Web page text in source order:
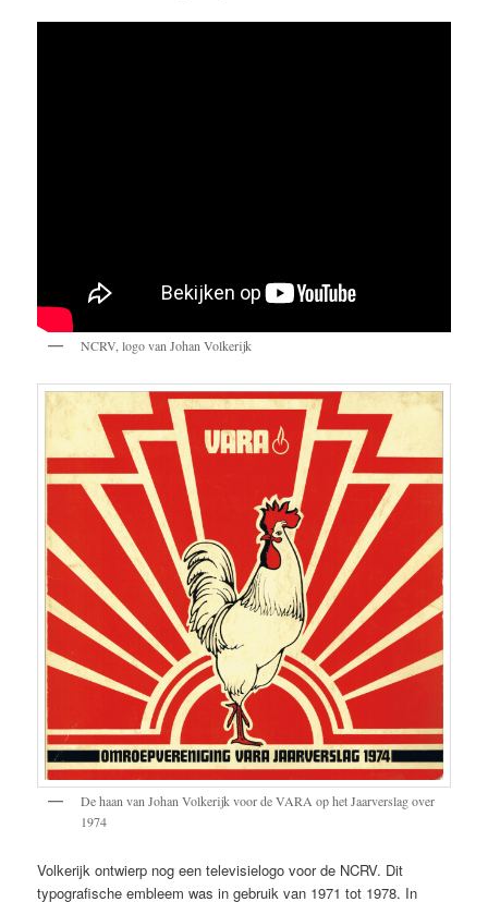
NCRV, logo van Johan Volkerijk
De haan van Johan Volkerijk voor de VARA op het Jaarverslag over
1974
Volkerijk ontwierp nog een televisielogo voor de NCRV. Dit
typografische embleem was in gebruik van 1971 tot 1978. In